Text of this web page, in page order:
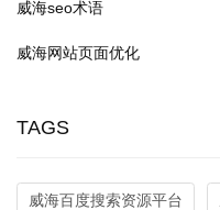
威海seo术语
威海网站页面优化
TAGS
威海百度搜索资源平台